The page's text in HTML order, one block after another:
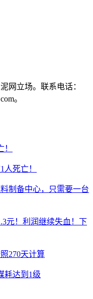
网立场。联系电话：
。
死亡！
制备中心，只需要一台
元！利润继续失血！下
270天计算
耗达到1级